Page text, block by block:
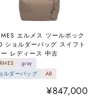
エルメス ツールボック
ショルダーバッグ スイフト
ー レディース 中古
gray
ルダーバッグ
AB
¥847,000